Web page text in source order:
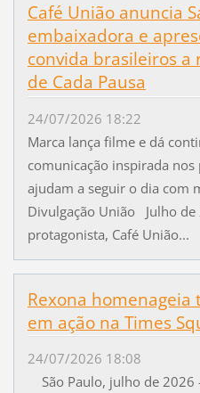
Café União anuncia
embaixadora e
convida brasileiros a
de Cada Pausa
24/07/2026 18:22
Marca lança filme e dá
comunicação inspirada
ajudam a seguir o dia
Divulgação União Julho de
protagonista, Café União...
Rexona
em ação na Times
24/07/2026 18:08
São Paulo, julho de 2026